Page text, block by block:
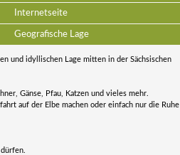
Internetseite
Geografische Lage
und idyllischen Lage mitten in der Sächsischen
Gänse, Pfau, Katzen und vieles mehr.
auf der Elbe machen oder einfach nur die Ruhe